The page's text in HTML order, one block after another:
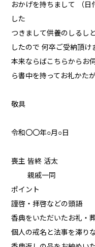
おかげを持ちまして （日
した
つきまして供養のしるし
したので 何卒ご受納頂
本来ならばこちらからお
ら書中を持ってお礼かた
敬具
令和〇〇年○月○日
喪主 皆終 活太
親戚一同
ポイント
謹啓・拝啓などの頭語
香典をいただいたお礼・
個人の戒名と法事を滞り